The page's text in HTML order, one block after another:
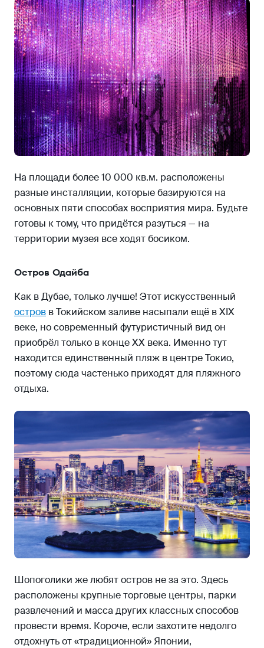
На площади более 10 000 кв.м. расположены
разные инсталляции, которые базируются на
основных пяти способах восприятия мира. Будьте
готовы к тому, что придётся разуться — на
территории музея все ходят босиком.
Остров Одайба
Как в Дубае, только лучше! Этот искусственный
остров в Токийском заливе насыпали ещё в XIX
веке, но современный футуристичный вид он
приобрёл только в конце XX века. Именно тут
находится единственный пляж в центре Токио,
поэтому сюда частенько приходят для пляжного
отдыха.
Шопоголики же любят остров не за это. Здесь
расположены крупные торговые центры, парки
развлечений и масса других классных способов
провести время. Короче, если захотите недолго
отдохнуть от «традиционной» Японии,